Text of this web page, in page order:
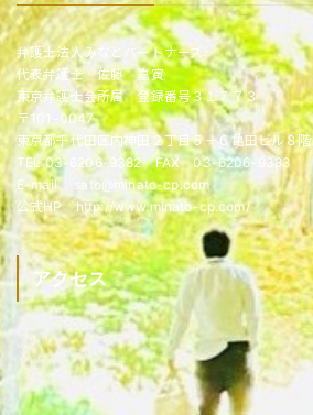
弁護士法人みなとパートナーズ
代表弁護士 佐藤 嘉寅
東京弁護士会所属 登録番号３１７７３
〒101-0047
東京都千代田区内神田２丁目５－６亀田ビル８階
TEL 03-6206-9382 FAX 03-6206-9383
E-mail sato@minato-cp.com
公式HP http://www.minato-cp.com/
アクセス